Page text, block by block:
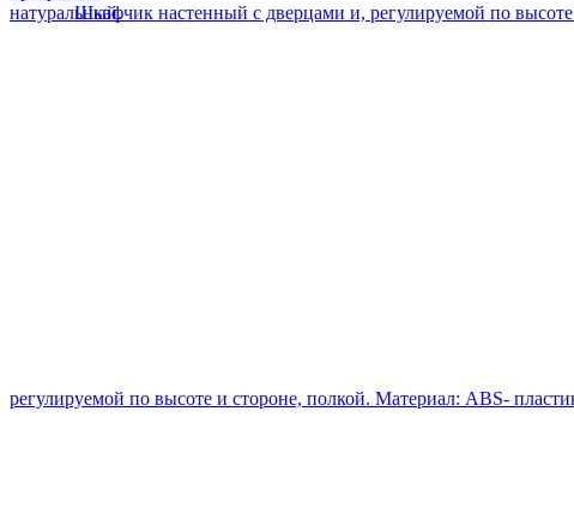
Шкафчик настенный с дверцами и, регулируемой по
регулируемой по высоте и стороне, полкой. Материал: ABS-